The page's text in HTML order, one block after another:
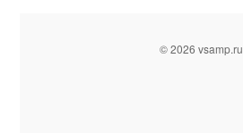
© 2026 vsamp.ru